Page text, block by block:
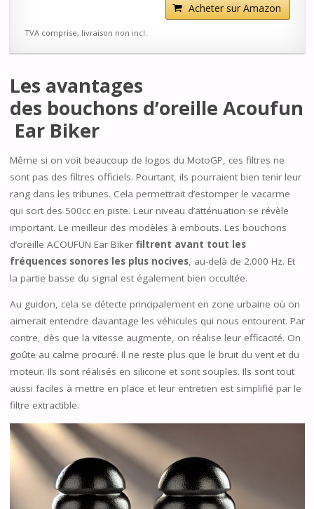
Acheter sur Amazon
TVA comprise, livraison non incl.
Les avantages
des bouchons d’oreille Acoufun
Ear Biker
Même si on voit beaucoup de logos du MotoGP, ces filtres ne
sont pas des filtres officiels. Pourtant, ils pourraient bien tenir leur
rang dans les tribunes. Cela permettrait d’estomper le vacarme
qui sort des 500cc en piste. Leur niveau d’atténuation se révèle
important. Le meilleur des modèles à embouts. Les bouchons
d’oreille ACOUFUN Ear Bikerfiltrent avant tout les
fréquences sonores les plus nocives, au-delà de 2.000 Hz. Et
la partie basse du signal est également bien occultée.
Au guidon, cela se détecte principalement en zone urbaine où on
aimerait entendre davantage les véhicules qui nous entourent. Par
contre, dès que la vitesse augmente, on réalise leur efficacité. On
goûte au calme procuré. Il ne reste plus que le bruit du vent et du
moteur. Ils sont réalisés en silicone et sont souples. Ils sont tout
aussi faciles à mettre en place et leur entretien est simplifié par le
filtre extractible.